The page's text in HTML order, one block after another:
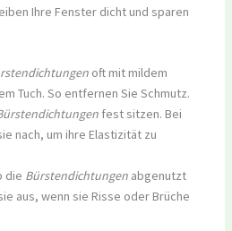
Ihre Fenster dicht und sparen
oft mit mildem
Tuch. So entfernen Sie Schmutz.
fest sitzen. Bei
nach, um ihre Elastizität zu
die Bürstendichtungenabgenutzt
aus, wenn sie Risse oder Brüche